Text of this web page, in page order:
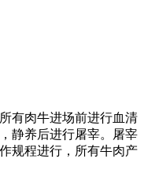
有肉牛进场前进行血清
静养后进行屠宰。屠宰
规程进行，所有牛肉产